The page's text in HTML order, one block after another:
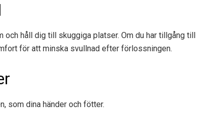
håll dig till skuggiga platser. Om du har tillgång till
för att minska svullnad efter förlossningen.
som dina händer och fötter.